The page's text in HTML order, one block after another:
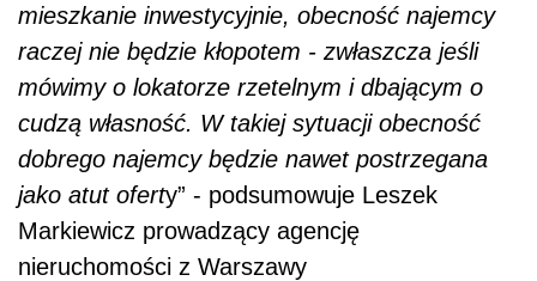
mieszkanie inwestycyjnie, obecność najemcy
raczej nie będzie kłopotem - zwłaszcza jeśli
mówimy o lokatorze rzetelnym i dbającym o
cudzą własność. W takiej sytuacji obecność
dobrego najemcy będzie nawet postrzegana
jako atut oferty” - podsumowuje Leszek
Markiewicz prowadzący agencję
nieruchomości z Warszawy